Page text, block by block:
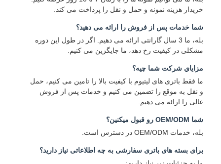
خریدار هزینه نمونه و حمل و نقل را پرداخت می کند.
شما خدمات پس از فروش را ارائه می دهید؟
بله، ما 3 سال گارانتی ارائه می دهیم. اگر در طول این دوره
مشکلی در کیفیت رخ دهد، ما جایگزین می کنیم.
مزاياي شرکت شما چيه؟
ما فقط باتری های لیتیوم با کیفیت بالا را تامین می کنیم، حمل
و نقل به موقع را تضمین می کنیم و خدمات پس از فروش
عالی را ارائه می دهیم.
شما OEM/ODM رو قبول میکنین؟
بله، خدمات OEM/ODM در دسترس است.
برای بسته های باتری سفارشی به چه اطلاعاتی نیاز دارید؟